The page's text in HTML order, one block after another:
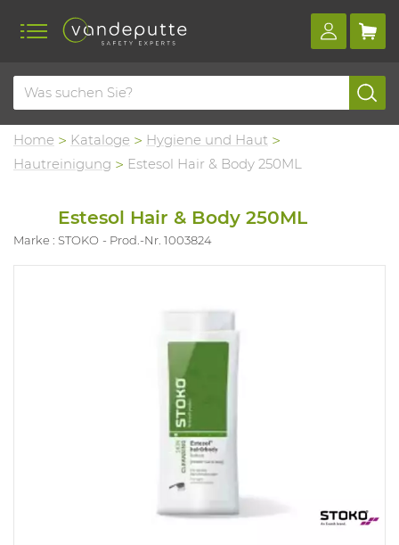
Home Kataloge
Hygiene und Haut
Hautreinigung
Estesol Hair & Body 250ML
Estesol Hair & Body 250ML
Marke : STOKO Prod.-Nr. 1003824